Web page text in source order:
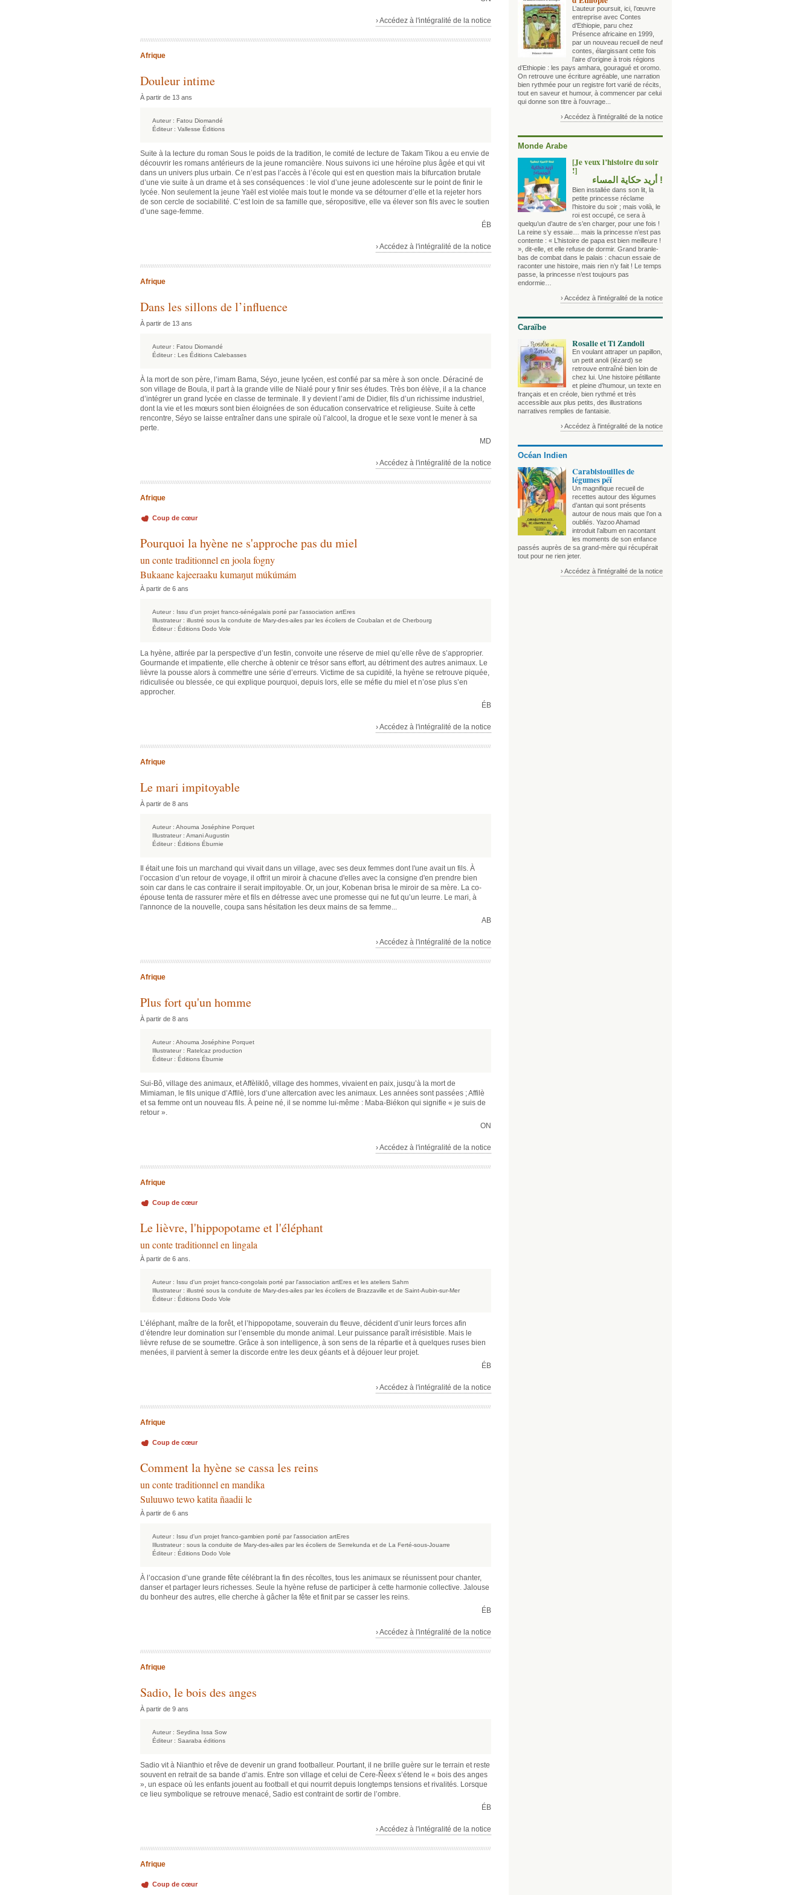
› Accédez à l'intégralité de la notice
Afrique
Douleur intime
À partir de 13 ans
Auteur : Fatou Diomandé
Éditeur : Vallesse Éditions
Suite à la lecture du roman Sous le poids de la tradition, le comité de lecture de Takam Tikou a eu envie de
découvrir les romans antérieurs de la jeune romancière. Nous suivons ici une héroïne plus âgée et qui vit
dans un univers plus urbain. Ce n’est pas l’accès à l’école qui est en question mais la bifurcation brutale
d’une vie suite à un drame et à ses conséquences : le viol d’une jeune adolescente sur le point de finir le
lycée. Non seulement la jeune Yaël est violée mais tout le monde va se détourner d’elle et la rejeter hors
de son cercle de sociabilité. C’est loin de sa famille que, séropositive, elle va élever son fils avec le soutien
d’une sage-femme.
ÉB
› Accédez à l'intégralité de la notice
Afrique
Dans les sillons de l’influence
À partir de 13 ans
Auteur : Fatou Diomandé
Éditeur : Les Éditions Calebasses
À la mort de son père, l’imam Bama, Séyo, jeune lycéen, est confié par sa mère à son oncle. Déraciné de
son village de Boula, il part à la grande ville de Nialé pour y finir ses études. Très bon élève, il a la chance
d’intégrer un grand lycée en classe de terminale. Il y devient l’ami de Didier, fils d’un richissime industriel,
dont la vie et les mœurs sont bien éloignées de son éducation conservatrice et religieuse. Suite à cette
rencontre, Séyo se laisse entraîner dans une spirale où l’alcool, la drogue et le sexe vont le mener à sa
perte.
MD
› Accédez à l'intégralité de la notice
Afrique
Coup de cœur
Pourquoi la hyène ne s'approche pas du miel
un conte traditionnel en joola fogny
Bukaane kajeeraaku kumaŋut múkúmám
À partir de 6 ans
Auteur : Issu d'un projet franco-sénégalais porté par l'association artEres
Illustrateur : illustré sous la conduite de Mary-des-ailes par les écoliers de Coubalan et de Cherbourg
Éditeur : Éditions Dodo Vole
La hyène, attirée par la perspective d’un festin, convoite une réserve de miel qu’elle rêve de s’approprier.
Gourmande et impatiente, elle cherche à obtenir ce trésor sans effort, au détriment des autres animaux. Le
lièvre la pousse alors à commettre une série d’erreurs. Victime de sa cupidité, la hyène se retrouve piquée,
ridiculisée ou blessée, ce qui explique pourquoi, depuis lors, elle se méfie du miel et n’ose plus s’en
approcher.
ÉB
› Accédez à l'intégralité de la notice
Afrique
Le mari impitoyable
À partir de 8 ans
Auteur : Ahouma Joséphine Porquet
Illustrateur : Amani Augustin
Éditeur : Éditions Éburnie
Il était une fois un marchand qui vivait dans un village, avec ses deux femmes dont l'une avait un fils. À
l’occasion d’un retour de voyage, il offrit un miroir à chacune d'elles avec la consigne d'en prendre bien
soin car dans le cas contraire il serait impitoyable. Or, un jour, Kobenan brisa le miroir de sa mère. La co-
épouse tenta de rassurer mère et fils en détresse avec une promesse qui ne fut qu’un leurre. Le mari, à
l'annonce de la nouvelle, coupa sans hésitation les deux mains de sa femme...
AB
› Accédez à l'intégralité de la notice
Afrique
Plus fort qu'un homme
À partir de 8 ans
Auteur : Ahouma Joséphine Porquet
Illustrateur : Ratelcaz production
Éditeur : Éditions Éburnie
Sui-Bô, village des animaux, et Affèliklô, village des hommes, vivaient en paix, jusqu’à la mort de
Mimiaman, le fils unique d’Affilè, lors d’une altercation avec les animaux. Les années sont passées ; Affilè
et sa femme ont un nouveau fils. À peine né, il se nomme lui-même : Maba-Biékon qui signifie « je suis de
retour ».
ON
› Accédez à l'intégralité de la notice
Afrique
Coup de cœur
Le lièvre, l'hippopotame et l'éléphant
un conte traditionnel en lingala
À partir de 6 ans.
Auteur : Issu d'un projet franco-congolais porté par l'association artEres et les ateliers Sahm
Illustrateur : illustré sous la conduite de Mary-des-ailes par les écoliers de Brazzaville et de Saint-Aubin-sur-Mer
Éditeur : Éditions Dodo Vole
L’éléphant, maître de la forêt, et l’hippopotame, souverain du fleuve, décident d’unir leurs forces afin
d’étendre leur domination sur l’ensemble du monde animal. Leur puissance paraît irrésistible. Mais le
lièvre refuse de se soumettre. Grâce à son intelligence, à son sens de la répartie et à quelques ruses bien
menées, il parvient à semer la discorde entre les deux géants et à déjouer leur projet.
ÉB
› Accédez à l'intégralité de la notice
Afrique
Coup de cœur
Comment la hyène se cassa les reins
un conte traditionnel en mandika
Suluuwo tewo katita ñaadii le
À partir de 6 ans
Auteur : Issu d'un projet franco-gambien porté par l'association artEres
Illustrateur : sous la conduite de Mary-des-ailes par les écoliers de Serrekunda et de La Ferté-sous-Jouarre
Éditeur : Éditions Dodo Vole
À l’occasion d’une grande fête célébrant la fin des récoltes, tous les animaux se réunissent pour chanter,
danser et partager leurs richesses. Seule la hyène refuse de participer à cette harmonie collective. Jalouse
du bonheur des autres, elle cherche à gâcher la fête et finit par se casser les reins.
ÉB
› Accédez à l'intégralité de la notice
Afrique
Sadio, le bois des anges
À partir de 9 ans
Auteur : Seydina Issa Sow
Éditeur : Saaraba éditions
Sadio vit à Nianthio et rêve de devenir un grand footballeur. Pourtant, il ne brille guère sur le terrain et reste
souvent en retrait de sa bande d’amis. Entre son village et celui de Cere-Ñeex s’étend le « bois des anges
», un espace où les enfants jouent au football et qui nourrit depuis longtemps tensions et rivalités. Lorsque
ce lieu symbolique se retrouve menacé, Sadio est contraint de sortir de l’ombre.
ÉB
› Accédez à l'intégralité de la notice
Afrique
Coup de cœur
L’auteur poursuit, ici, l’œuvre
entreprise avec Contes
d’Ethiopie, paru chez
Présence africaine en 1999,
par un nouveau recueil de neuf
contes, élargissant cette fois
l’aire d’origine à trois régions
d’Ethiopie : les pays amhara, gouragué et oromo.
On retrouve une écriture agréable, une narration
bien rythmée pour un registre fort varié de récits,
tout en saveur et humour, à commencer par celui
qui donne son titre à l’ouvrage...
› Accédez à l'intégralité de la notice
Monde Arabe
[Je veux l’histoire du soir
!]
! أريد حكاية المساء
Bien installée dans son lit, la
petite princesse réclame
l’histoire du soir ; mais voilà, le
roi est occupé, ce sera à
quelqu’un d’autre de s’en charger, pour une fois !
La reine s’y essaie… mais la princesse n’est pas
contente : « L’histoire de papa est bien meilleure !
», dit-elle, et elle refuse de dormir. Grand branle-
bas de combat dans le palais : chacun essaie de
raconter une histoire, mais rien n’y fait ! Le temps
passe, la princesse n’est toujours pas
endormie…
› Accédez à l'intégralité de la notice
Caraïbe
Rosalie et Ti Zandoli
En voulant attraper un papillon,
un petit anoli (lézard) se
retrouve entraîné bien loin de
chez lui. Une histoire pétillante
et pleine d’humour, un texte en
français et en créole, bien rythmé et très
accessible aux plus petits, des illustrations
narratives remplies de fantaisie.
› Accédez à l'intégralité de la notice
Océan Indien
Carabistouilles de
légumes péï
Un magnifique recueil de
recettes autour des légumes
d’antan qui sont présents
autour de nous mais que l’on a
oubliés. Yazoo Ahamad
introduit l’album en racontant
les moments de son enfance
passés auprès de sa grand-mère qui récupérait
tout pour ne rien jeter.
› Accédez à l'intégralité de la notice